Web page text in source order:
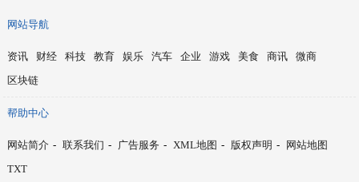
网站导航
资讯 财经 科技 教育 娱乐 汽车 企业 游戏 美食 商讯
微商
区块链
帮助中心
网站简介 - 联系我们 - 广告服务 - XML地图 - 版权声明 -
网站地图
TXT